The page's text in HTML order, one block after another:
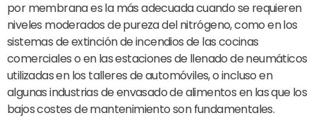
por membrana es la más adecuada cuando se requieren
niveles moderados de pureza del nitrógeno, como en los
sistemas de extinción de incendios de las cocinas
comerciales o en las estaciones de llenado de neumáticos
utilizadas en los talleres de automóviles, o incluso en
algunas industrias de envasado de alimentos en las que los
bajos costes de mantenimiento son fundamentales.